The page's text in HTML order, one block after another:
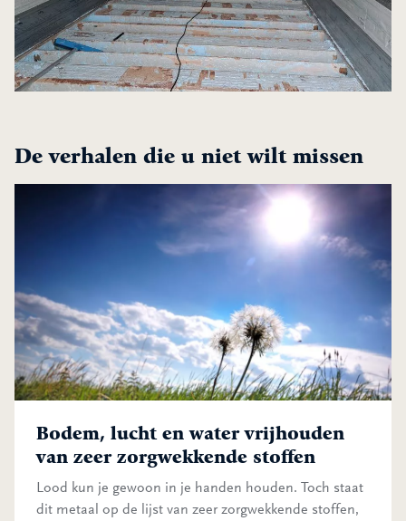
De verhalen die u niet wilt missen
Bodem, lucht en water vrijhouden
van zeer zorgwekkende stoffen
Lood kun je gewoon in je handen houden. Toch staat
dit metaal op de lijst van zeer zorgwekkende stoffen,
Bodem, lucht en water vrijhouden van zeer zorgwekkende